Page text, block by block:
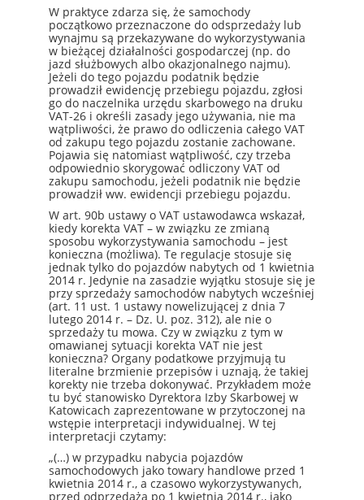
W praktyce zdarza się, że samochody
początkowo przeznaczone do odsprzedaży lub
wynajmu są przekazywane do wykorzystywania
w bieżącej działalności gospodarczej (np. do
jazd służbowych albo okazjonalnego najmu).
Jeżeli do tego pojazdu podatnik będzie
prowadził ewidencję przebiegu pojazdu, zgłosi
go do naczelnika urzędu skarbowego na druku
VAT-26 i określi zasady jego używania, nie ma
wątpliwości, że prawo do odliczenia całego VAT
od zakupu tego pojazdu zostanie zachowane.
Pojawia się natomiast wątpliwość, czy trzeba
odpowiednio skorygować odliczony VAT od
zakupu samochodu, jeżeli podatnik nie będzie
prowadził ww. ewidencji przebiegu pojazdu.
W art. 90b ustawy o VAT ustawodawca wskazał,
kiedy korekta VAT – w związku ze zmianą
sposobu wykorzystywania samochodu – jest
konieczna (możliwa). Te regulacje stosuje się
jednak tylko do pojazdów nabytych od 1 kwietnia
2014 r. Jedynie na zasadzie wyjątku stosuje się je
przy sprzedaży samochodów nabytych wcześniej
(art. 11 ust. 1 ustawy nowelizującej z dnia 7
lutego 2014 r. – Dz. U. poz. 312), ale nie o
sprzedaży tu mowa. Czy w związku z tym w
omawianej sytuacji korekta VAT nie jest
konieczna? Organy podatkowe przyjmują tu
literalne brzmienie przepisów i uznają, że takiej
korekty nie trzeba dokonywać. Przykładem może
tu być stanowisko Dyrektora Izby Skarbowej w
Katowicach zaprezentowane w przytoczonej na
wstępie interpretacji indywidualnej. W tej
interpretacji czytamy:
„(…) w przypadku nabycia pojazdów
samochodowych jako towary handlowe przed 1
kwietnia 2014 r., a czasowo wykorzystywanych,
przed odprzedażą po 1 kwietnia 2014 r., jako